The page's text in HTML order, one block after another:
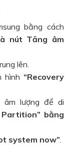
bằng cách
nút Tăng âm
lên.
hình “Recovery
âm lượng để di
bằng
system now”